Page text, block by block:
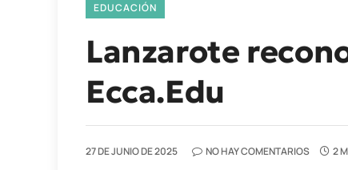
EDUCACIÓN
Lanzarote
Ecca.Edu
27 DE JUNIO DE 2025 NO HAY COMENTARIOS 2